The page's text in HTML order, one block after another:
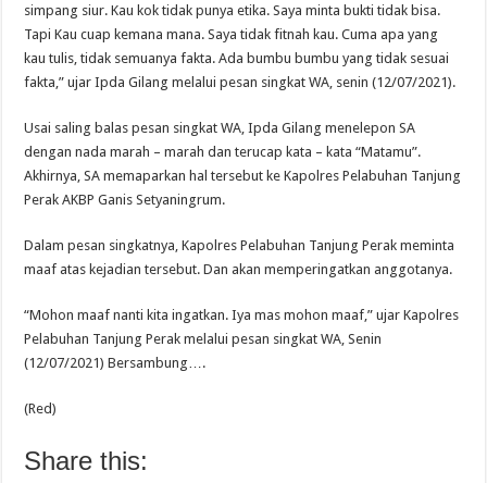
simpang siur. Kau kok tidak punya etika. Saya minta bukti tidak bisa.
Tapi Kau cuap kemana mana. Saya tidak fitnah kau. Cuma apa yang
kau tulis, tidak semuanya fakta. Ada bumbu bumbu yang tidak sesuai
fakta,” ujar Ipda Gilang melalui pesan singkat WA, senin (12/07/2021).
Usai saling balas pesan singkat WA, Ipda Gilang menelepon SA
dengan nada marah – marah dan terucap kata – kata “Matamu”.
Akhirnya, SA memaparkan hal tersebut ke Kapolres Pelabuhan Tanjung
Perak AKBP Ganis Setyaningrum.
Dalam pesan singkatnya, Kapolres Pelabuhan Tanjung Perak meminta
maaf atas kejadian tersebut. Dan akan memperingatkan anggotanya.
“Mohon maaf nanti kita ingatkan. Iya mas mohon maaf,” ujar Kapolres
Pelabuhan Tanjung Perak melalui pesan singkat WA, Senin
(12/07/2021) Bersambung….
(Red)
Share this: